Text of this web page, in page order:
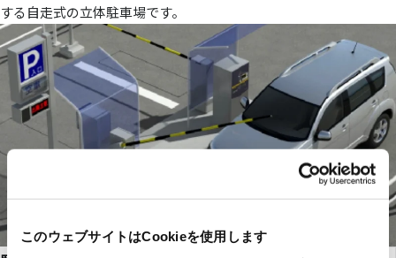
このウェブサイトはCookieを使用します
する自走式の立体駐車場です。